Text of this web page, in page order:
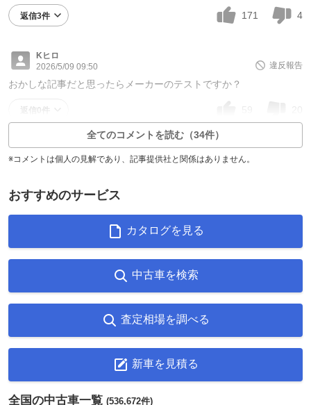
返信3件 171 4
Kヒロ
2026/5/09 09:50
違反報告
おかしな記事だと思ったらメーカーのテストですか？
返信0件
全てのコメントを読む（34件）
※コメントは個人の見解であり、記事提供社と関係はありません。
おすすめのサービス
カタログを見る
中古車を検索
査定相場を調べる
新車を見積る
全国の中古車一覧 (536,672件)